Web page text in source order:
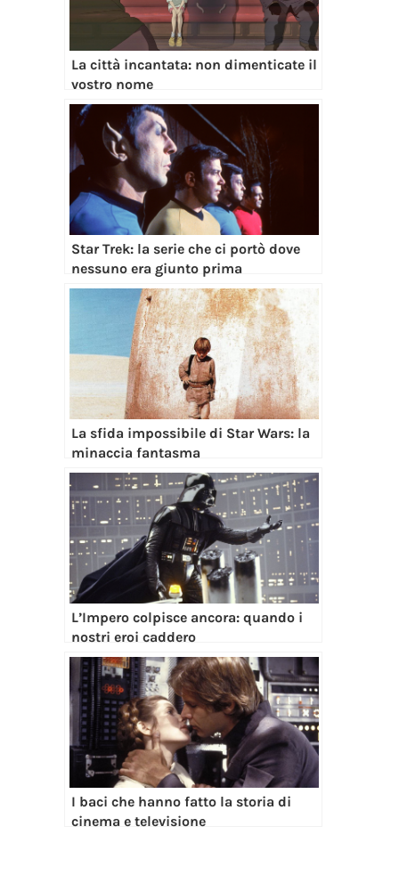
La città incantata: non dimenticate il
vostro nome
Star Trek: la serie che ci portò dove
nessuno era giunto prima
La sfida impossibile di Star Wars: la
minaccia fantasma
L’Impero colpisce ancora: quando i
nostri eroi caddero
I baci che hanno fatto la storia di
cinema e televisione